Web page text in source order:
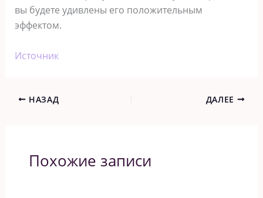
вы будете удивлены его положительным
эффектом.
Источник
НАЗАД ДАЛЕЕ
Похожие записи